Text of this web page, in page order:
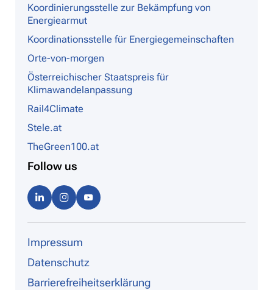
Koordinierungsstelle zur Bekämpfung von
Energiearmut
Koordinationsstelle für Energiegemeinschaften
Orte-von-morgen
Österreichischer Staatspreis für
Klimawandelanpassung
Rail4Climate
Stele.at
TheGreen100.at
Follow us
Linke
dIn
Instag
ram be
Impressum
Datenschutz
Barrierefreiheitserklärung